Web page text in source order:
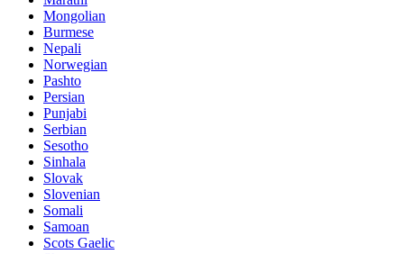
Mongolian
Burmese
Nepali
Norwegian
Pashto
Persian
Punjabi
Serbian
Sesotho
Sinhala
Slovak
Slovenian
Somali
Samoan
Scots Gaelic